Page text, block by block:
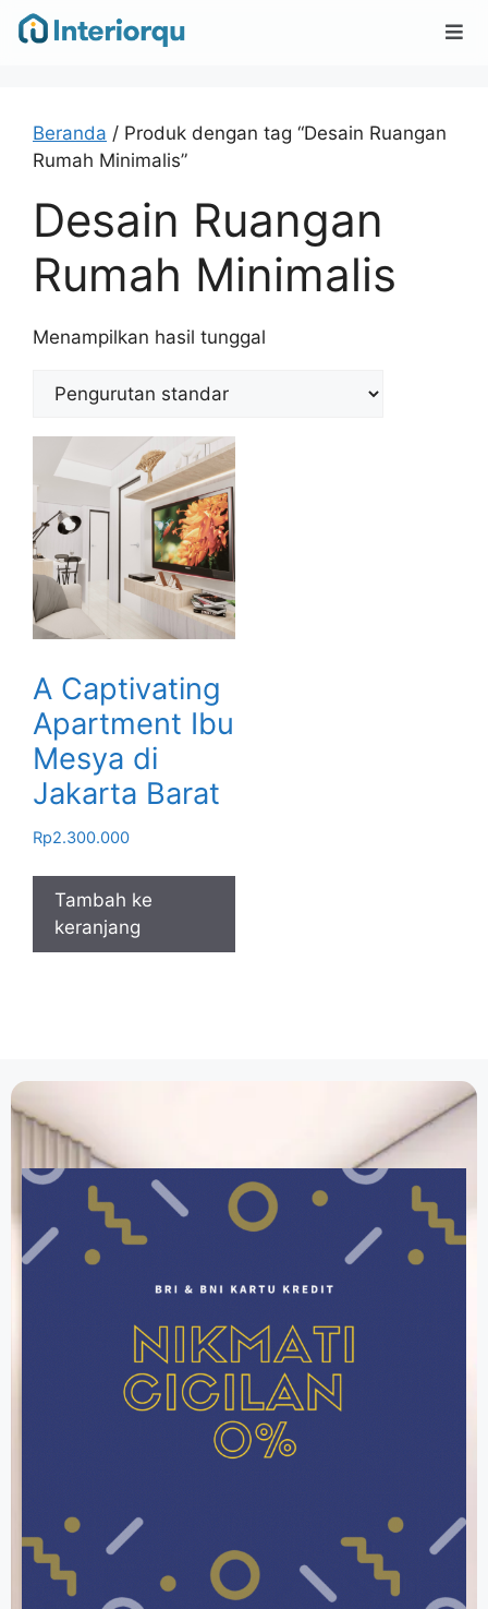
Beranda / Produk dengan tag “Desain Ruangan
Rumah Minimalis”
Desain Ruangan
Rumah Minimalis
Menampilkan hasil tunggal
A Captivating
Apartment Ibu
Mesya di
Jakarta Barat
Rp2.300.000
Tambah ke
keranjang